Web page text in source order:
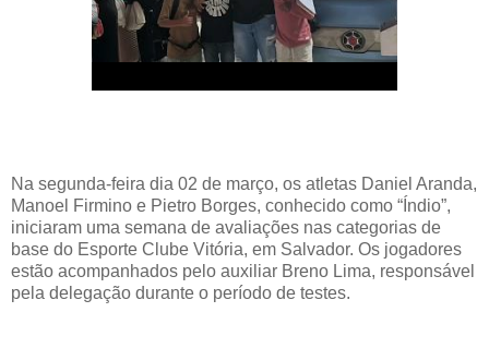
Na segunda-feira dia 02 de março, os atletas Daniel Aranda,
Manoel Firmino e Pietro Borges, conhecido como “Índio”,
iniciaram uma semana de avaliações nas categorias de
base do Esporte Clube Vitória, em Salvador. Os jogadores
estão acompanhados pelo auxiliar Breno Lima, responsável
pela delegação durante o período de testes.